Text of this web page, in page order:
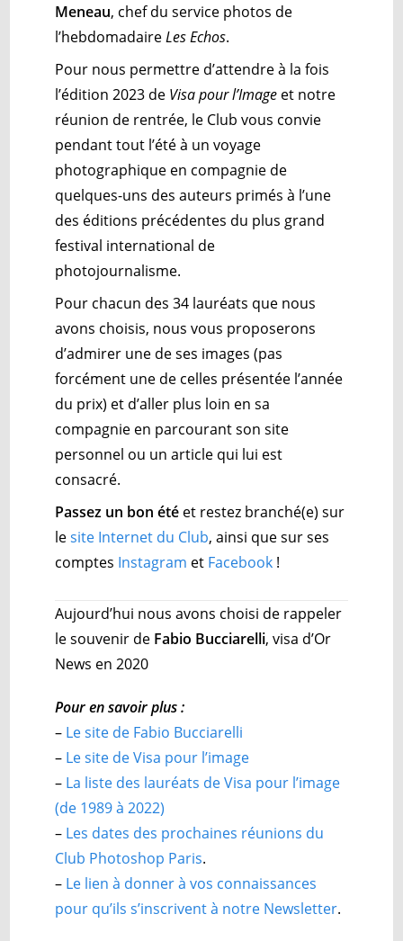
Meneau, chef du service photos de
l’hebdomadaireLes Echos.
Pour nous permettre d’attendre à la fois
l’édition 2023 de Visa pour l’Image et notre
réunion de rentrée, le Club vous convie
pendant tout l’été à un voyage
photographique en compagnie de
quelques-uns des auteurs primés à l’une
des éditions précédentes du plus grand
festival international de
photojournalisme.
Pour chacun des 34 lauréats que nous
avons choisis, nous vous proposerons
d’admirer une de ses images (pas
forcément une de celles présentée l’année
du prix) et d’aller plus loin en sa
compagnie en parcourant son site
personnel ou un article qui lui est
consacré.
Passez un bon été et restez branché(e) sur
lesite Internet du Club, ainsi que sur ses
comptes Instagram et Facebook !
Aujourd’hui nous avons choisi de rappeler
le souvenir de Fabio Bucciarelli, visa d’Or
News en 2020
Pour en savoir plus :
– Le site de Fabio Bucciarelli
– Le site de Visa pour l’image
– La liste des lauréats de Visa pour l’image
(de 1989 à 2022)
– Les dates des prochaines réunions du
Club Photoshop Paris.
– Le lien à donner à vos connaissances
pour qu’ils s’inscrivent à notre Newsletter.